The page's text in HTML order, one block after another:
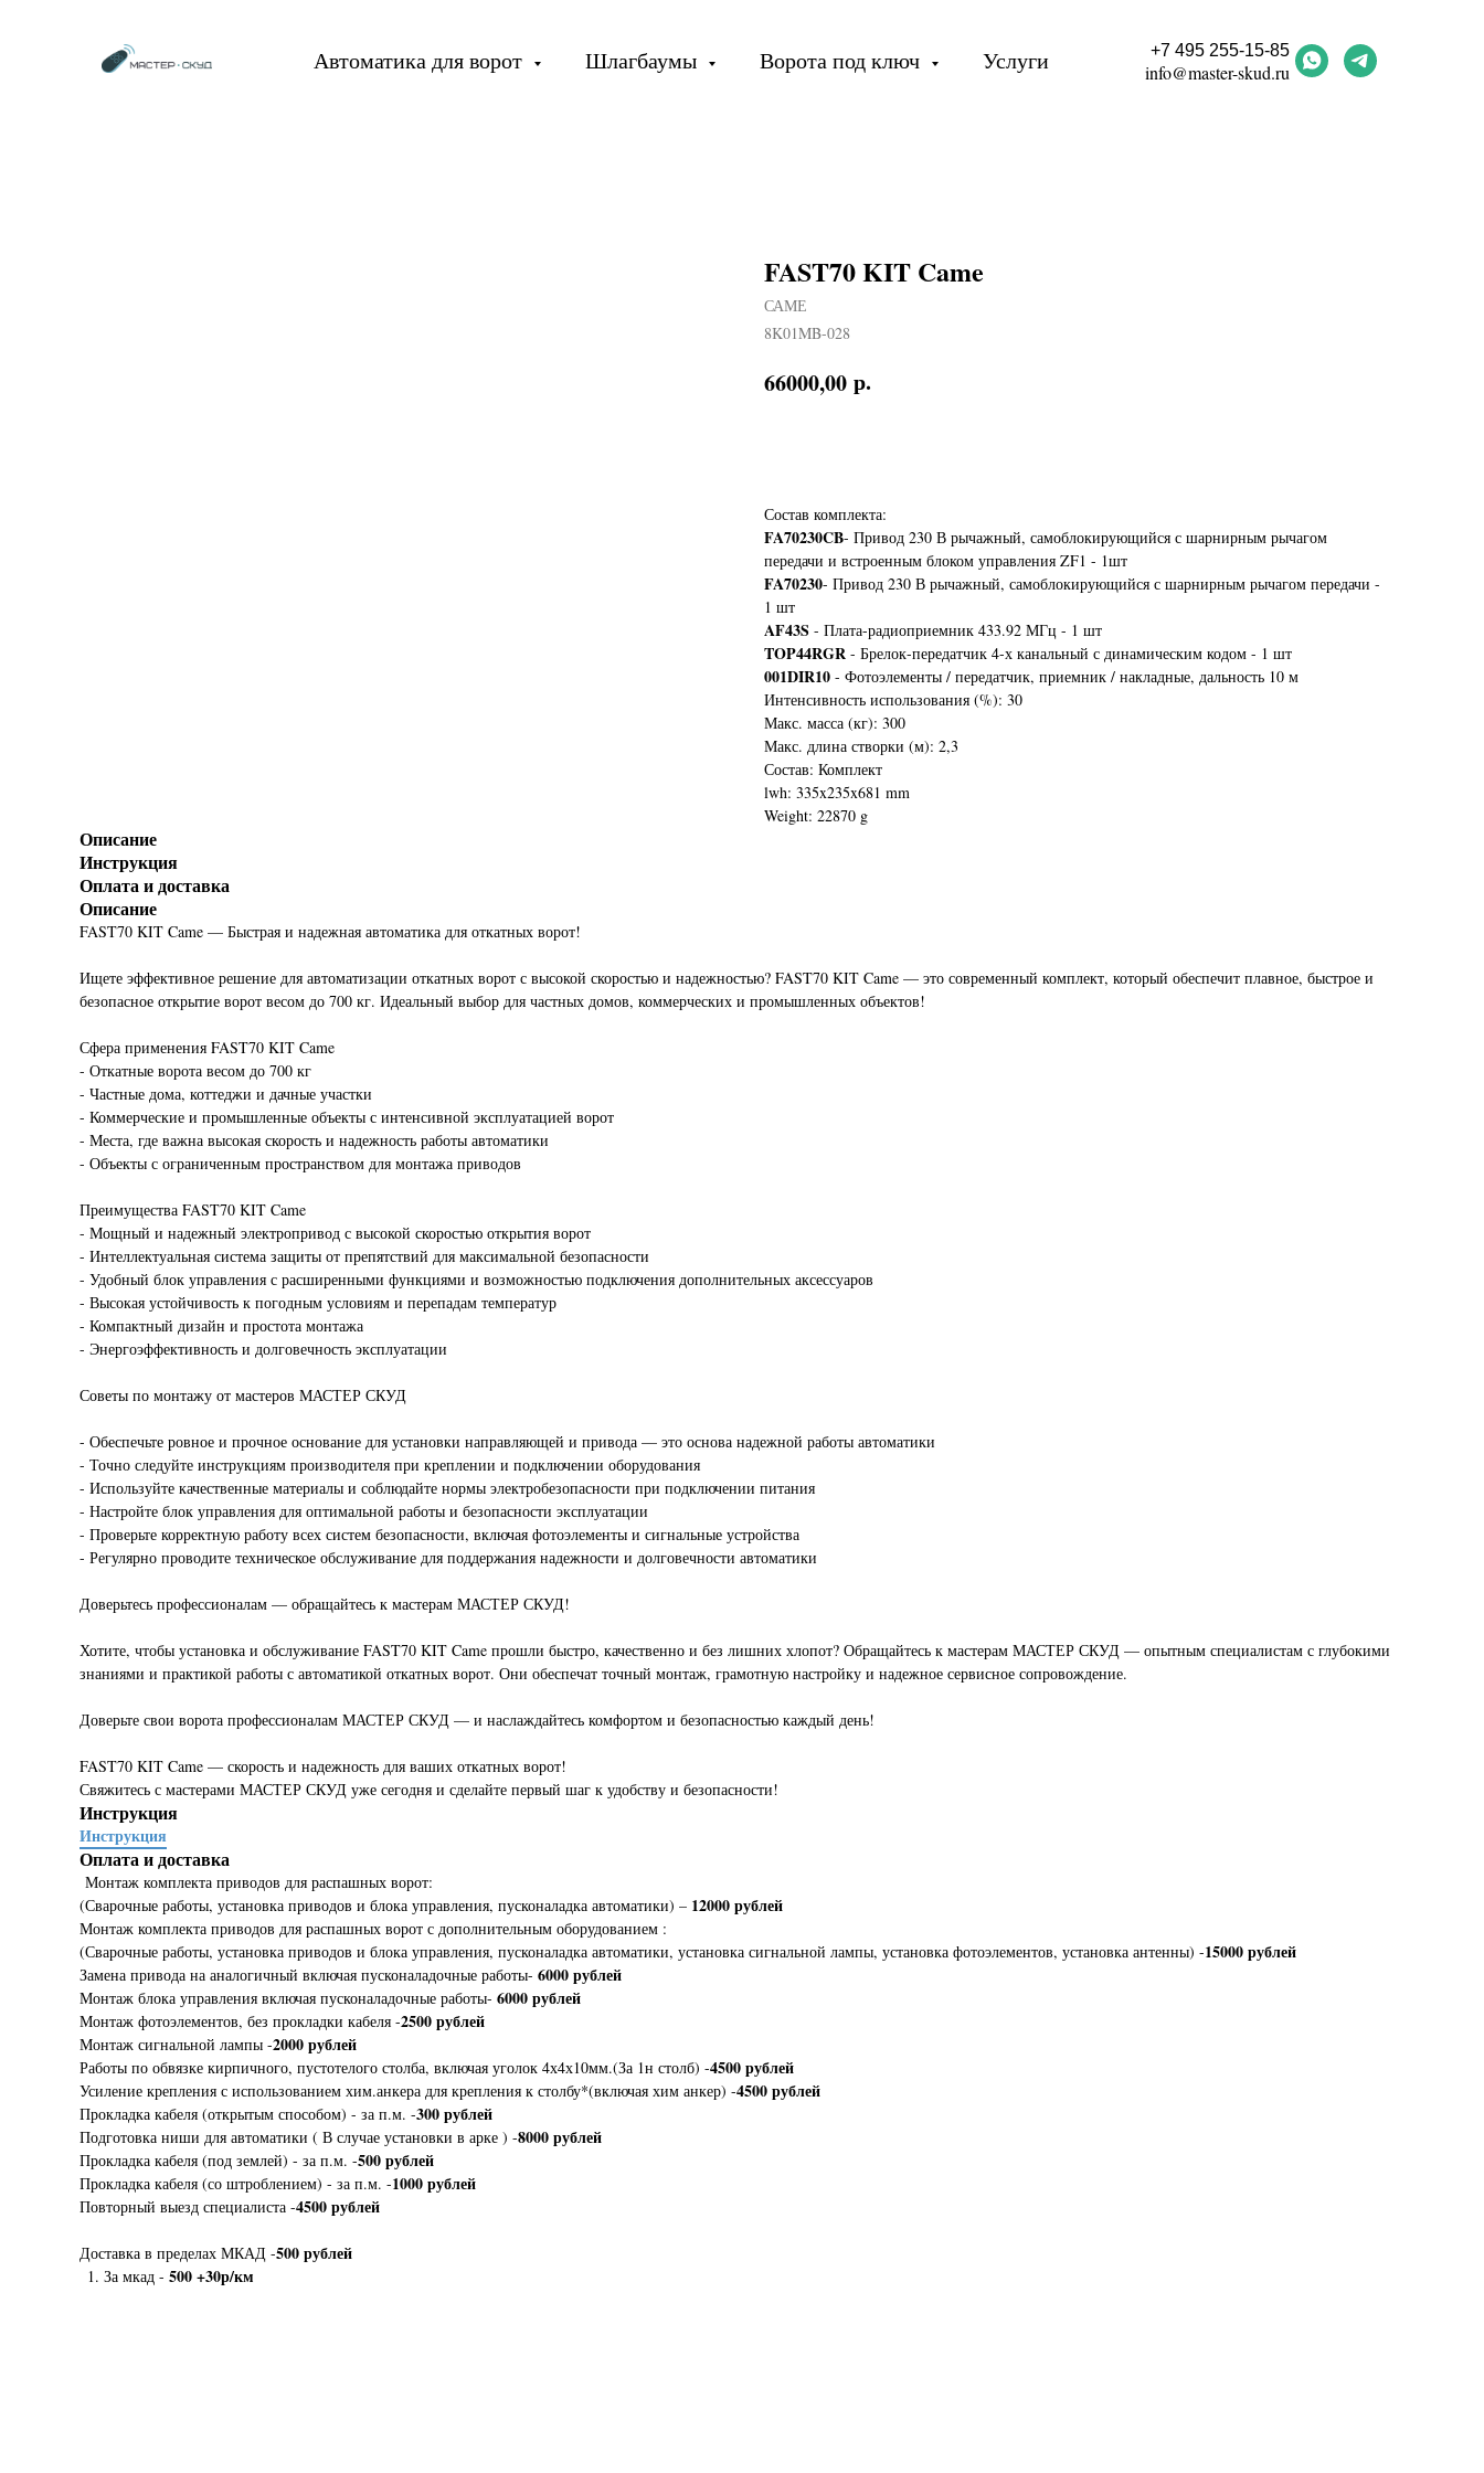
Автоматика для ворот Шлагбаумы Ворота под ключ Услуги +7 495 255-15-85
info@master-skud.ru
FAST70 KIT Came
САМЕ
8K01MB-028
66000,00 р.
Состав комплекта:
FA70230CB- Привод 230 В рычажный, самоблокирующийся с шарнирным рычагом
передачи и встроенным блоком управления ZF1 - 1шт
FA70230- Привод 230 В рычажный, самоблокирующийся с шарнирным рычагом передачи -
1 шт
AF43S - Плата-радиоприемник 433.92 МГц - 1 шт
TOP44RGR - Брелок-передатчик 4-х канальный с динамическим кодом - 1 шт
001DIR10 - Фотоэлементы / передатчик, приемник / накладные, дальность 10 м
Интенсивность использования (%): 30
Макс. масса (кг): 300
Макс. длина створки (м): 2,3
Состав: Комплект
lwh: 335x235x681 mm
Weight: 22870 g
Описание
Инструкция
Оплата и доставка
Описание
FAST70 KIT Came — Быстрая и надежная автоматика для откатных ворот!
Ищете эффективное решение для автоматизации откатных ворот с высокой скоростью и надежностью? FAST70 KIT Came — это современный комплект, который обеспечит плавное, быстрое и
безопасное открытие ворот весом до 700 кг. Идеальный выбор для частных домов, коммерческих и промышленных объектов!
Сфера применения FAST70 KIT Came
- Откатные ворота весом до 700 кг
- Частные дома, коттеджи и дачные участки
- Коммерческие и промышленные объекты с интенсивной эксплуатацией ворот
- Места, где важна высокая скорость и надежность работы автоматики
- Объекты с ограниченным пространством для монтажа приводов
Преимущества FAST70 KIT Came
- Мощный и надежный электропривод с высокой скоростью открытия ворот
- Интеллектуальная система защиты от препятствий для максимальной безопасности
- Удобный блок управления с расширенными функциями и возможностью подключения дополнительных аксессуаров
- Высокая устойчивость к погодным условиям и перепадам температур
- Компактный дизайн и простота монтажа
- Энергоэффективность и долговечность эксплуатации
Советы по монтажу от мастеров МАСТЕР СКУД
- Обеспечьте ровное и прочное основание для установки направляющей и привода — это основа надежной работы автоматики
- Точно следуйте инструкциям производителя при креплении и подключении оборудования
- Используйте качественные материалы и соблюдайте нормы электробезопасности при подключении питания
- Настройте блок управления для оптимальной работы и безопасности эксплуатации
- Проверьте корректную работу всех систем безопасности, включая фотоэлементы и сигнальные устройства
- Регулярно проводите техническое обслуживание для поддержания надежности и долговечности автоматики
Доверьтесь профессионалам — обращайтесь к мастерам МАСТЕР СКУД!
Хотите, чтобы установка и обслуживание FAST70 KIT Came прошли быстро, качественно и без лишних хлопот? Обращайтесь к мастерам МАСТЕР СКУД — опытным специалистам с глубокими
знаниями и практикой работы с автоматикой откатных ворот. Они обеспечат точный монтаж, грамотную настройку и надежное сервисное сопровождение.
Доверьте свои ворота профессионалам МАСТЕР СКУД — и наслаждайтесь комфортом и безопасностью каждый день!
FAST70 KIT Came — скорость и надежность для ваших откатных ворот!
Свяжитесь с мастерами МАСТЕР СКУД уже сегодня и сделайте первый шаг к удобству и безопасности!
Инструкция
Инструкция
Оплата и доставка
Монтаж комплекта приводов для распашных ворот:
(Сварочные работы, установка приводов и блока управления, пусконаладка автоматики) – 12000 рублей
Монтаж комплекта приводов для распашных ворот с дополнительным оборудованием :
(Сварочные работы, установка приводов и блока управления, пусконаладка автоматики, установка сигнальной лампы, установка фотоэлементов, установка антенны) -15000 рублей
Замена привода на аналогичный включая пусконаладочные работы- 6000 рублей
Монтаж блока управления включая пусконаладочные работы- 6000 рублей
Монтаж фотоэлементов, без прокладки кабеля -2500 рублей
Монтаж сигнальной лампы -2000 рублей
Работы по обвязке кирпичного, пустотелого столба, включая уголок 4х4х10мм.(За 1н столб) -4500 рублей
Усиление крепления с использованием хим.анкера для крепления к столбу*(включая хим анкер) -4500 рублей
Прокладка кабеля (открытым способом) - за п.м. -300 рублей
Подготовка ниши для автоматики ( В случае установки в арке ) -8000 рублей
Прокладка кабеля (под землей) - за п.м. -500 рублей
Прокладка кабеля (со штроблением) - за п.м. -1000 рублей
Повторный выезд специалиста -4500 рублей
Доставка в пределах МКАД -500 рублей
За мкад - 500 +30р/км